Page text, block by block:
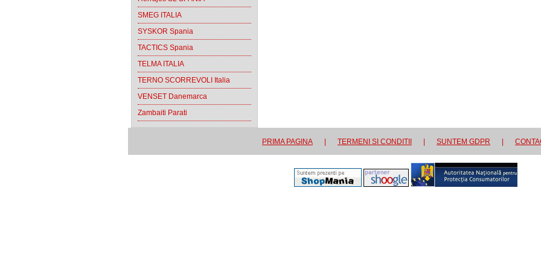
SMEG ITALIA
SYSKOR Spania
TACTICS Spania
TELMA ITALIA
TERNO SCORREVOLI Italia
VENSET Danemarca
Zambaiti Parati
PRIMA PAGINA TERMENI SI CONDITII SUNTEM GDPR